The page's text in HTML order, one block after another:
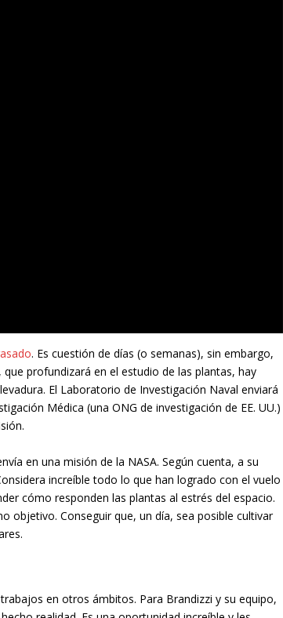
. Es cuestión de días (o semanas), sin embargo,
profundizará en el estudio de las plantas, hay
El Laboratorio de Investigación Naval enviará
Médica (una ONG de investigación de EE. UU.)
en una misión de la NASA. Según cuenta, a su
increíble todo lo que han logrado con el vuelo
cómo responden las plantas al estrés del espacio.
objetivo. Conseguir que, un día, sea posible cultivar
en otros ámbitos. Para Brandizzi y su equipo,